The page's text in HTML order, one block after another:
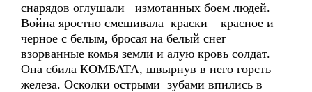
снарядов оглушали измотанных боем людей.
Война яростно смешивала краски – красное и
черное с белым, бросая на белый снег
взорванные комья земли и алую кровь солдат.
Она сбила КОМБАТА, швырнув в него горсть
железа. Осколки острыми зубами впились в